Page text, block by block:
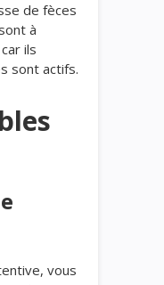
de fèces
à
ils
sont actifs.
vous